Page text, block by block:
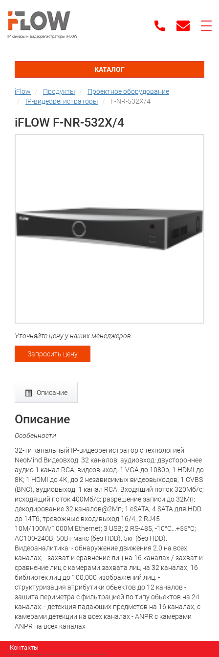
IP камеры и видеорегистраторы iFLOW
КАТАЛОГ
iFlow Продукты
Проектное оборудование
IP-видеорегистраторы
F-NR-532X/4
iFLOW F-NR-532X/4
Уточняйте цену у наших менеджеров
Запросить цену
Описание
Описание
Особенности
32-ти канальный IP-видеорегистратор с технологией
NeoMind Видеовход: 32 каналов; аудиовход: двустороннее
аудио 1 канал RCA; видеовыход: 1 VGA до 1080p, 1 HDMI до
8К; 1 HDMI до 4К, до 2 независимых видеовыходов; 1 CVBS
(BNC), аудиовыход: 1 канал RCA. Входящий поток 320Мб/с;
исходящий поток 400Мб/с; разрешение записи до 32Мп;
декодирование 32 каналов@2Мп; 1 eSATA, 4 SATA для HDD
до 14Тб; тревожные вход/выход 16/4; 2 RJ45
10M/100M/1000M Ethernet; 3 USB; 2 RS-485, -10°C...+55°C;
АC100-240В; 50Вт макс (без HDD), 5кг (без HDD).
Видеоаналитика: - обнаружение движения 2.0 на всех
каналах; - захват и сравнение лиц на 16 каналах / захват и
сравнение лиц с камерами захвата лиц на 32 каналах, 16
библиотек лиц до 100,000 изображений лиц. -
структуризация атрибутики обьектов до 12 каналов -
защита периметра c фильтрацией по типу обьектов на 24
каналах. - детекция падающих предметов на 16 каналах, с
камерами детекции на всех каналах - ANPR с камерами
ANPR на всех каналах
Контакты